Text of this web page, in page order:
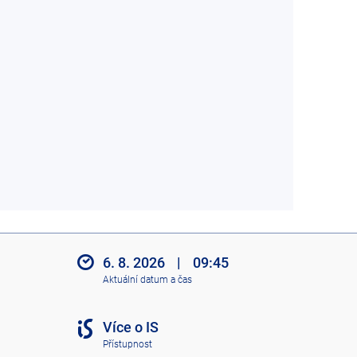
6. 8. 2026 | 09:45
Aktuální datum a čas
Více o IS
Přístupnost